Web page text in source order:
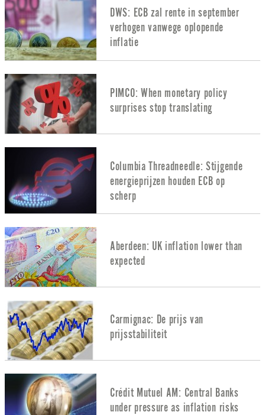
DWS: ECB zal rente in september
verhogen vanwege oplopende
inflatie
PIMCO: When monetary policy
surprises stop translating
Columbia Threadneedle: Stijgende
energieprijzen houden ECB op
scherp
Aberdeen: UK inflation lower than
expected
Carmignac: De prijs van
prijsstabiliteit
Crédit Mutuel AM: Central Banks
under pressure as inflation risks